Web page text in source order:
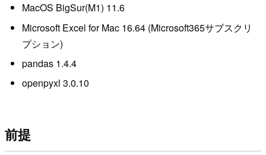
MacOS BigSur(M1) 11.6
Microsoft Excel for Mac 16.64 (Microsoft365サブスクリ
プション)
pandas 1.4.4
openpyxl 3.0.10
前提